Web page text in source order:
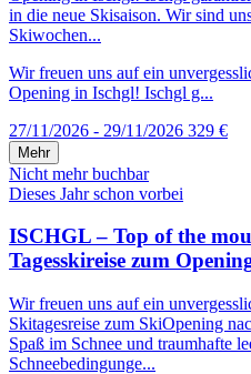
in die neue Skisaison. Wir sind
Skiwochen...
Wir freuen uns auf ein
Opening in Ischgl! Ischgl g...
27/11/2026 - 29/11/2026 329 €
Mehr
Nicht mehr buchbar
Dieses Jahr schon vorbei
ISCHGL – Top of the
Tagesskireise zum
Wir freuen uns auf ein
Skitagesreise zum SkiOpening
Spaß im Schnee und traumhafte
Schneebedingunge...